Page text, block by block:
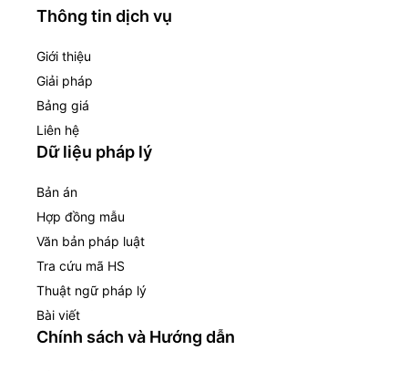
Thông tin dịch vụ
Giới thiệu
Giải pháp
Bảng giá
Liên hệ
Dữ liệu pháp lý
Bản án
Hợp đồng mẫu
Văn bản pháp luật
Tra cứu mã HS
Thuật ngữ pháp lý
Bài viết
Chính sách và Hướng dẫn